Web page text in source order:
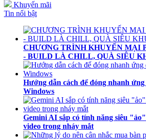
Khuyến mãi
Tin nổi bật
CHƯƠNG TRÌNH KHUYẾN MẠI
- BUILD LÀ CHILL, QUÀ SIÊU
Hướng dẫn cách để đóng nhanh
Windows
Gemini AI sắp có tính năng siêu
video trong nháy mắt